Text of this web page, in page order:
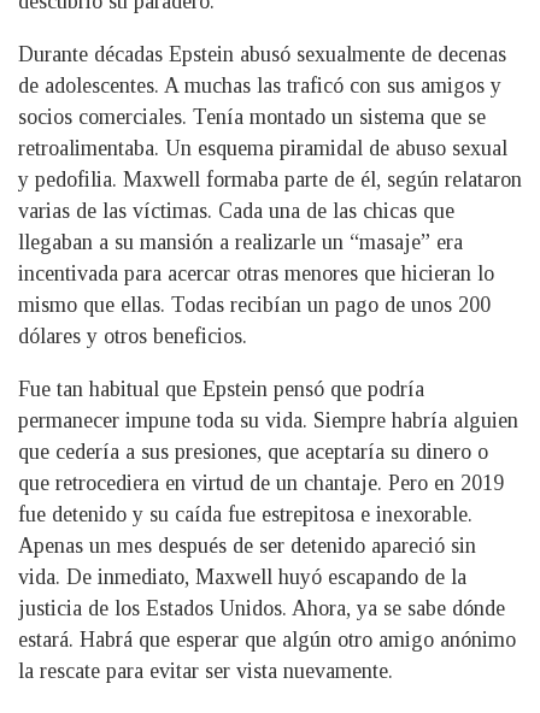
Durante décadas Epstein abusó sexualmente de decenas
de adolescentes. A muchas las traficó con sus amigos y
socios comerciales. Tenía montado un sistema que se
retroalimentaba. Un esquema piramidal de abuso sexual
y pedofilia. Maxwell formaba parte de él, según relataron
varias de las víctimas. Cada una de las chicas que
llegaban a su mansión a realizarle un “masaje” era
incentivada para acercar otras menores que hicieran lo
mismo que ellas. Todas recibían un pago de unos 200
dólares y otros beneficios.
Fue tan habitual que Epstein pensó que podría
permanecer impune toda su vida. Siempre habría alguien
que cedería a sus presiones, que aceptaría su dinero o
que retrocediera en virtud de un chantaje. Pero en 2019
fue detenido y su caída fue estrepitosa e inexorable.
Apenas un mes después de ser detenido apareció sin
vida. De inmediato, Maxwell huyó escapando de la
justicia de los Estados Unidos. Ahora, ya se sabe dónde
estará. Habrá que esperar que algún otro amigo anónimo
la rescate para evitar ser vista nuevamente.